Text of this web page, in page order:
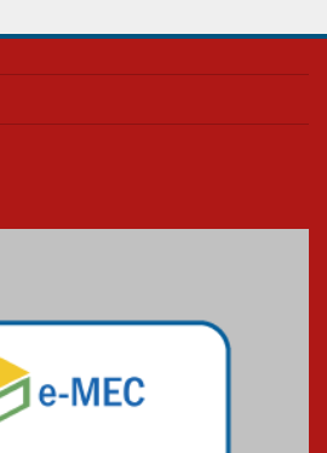
Como os pais podem investir
escola
Professora do Mackenzie é
finalista do Prêmio Jabuti com
obra sobre ética e arquitetura
contemporânea